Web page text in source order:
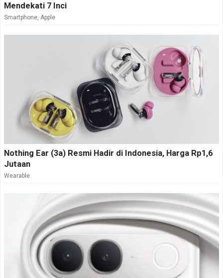
Mendekati 7 Inci
Smartphone Apple
Nothing Ear (3a) Resmi Hadir di Indonesia, Harga Rp1,6
Jutaan
Wearable